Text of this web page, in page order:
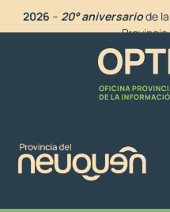
2026 – 20° aniversariode